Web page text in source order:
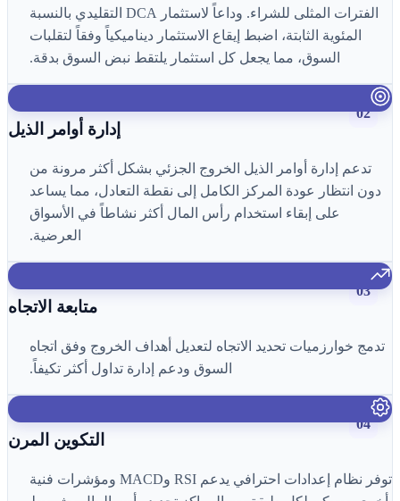
الفترات المثلى للشراء. وداعاً لاستثمار DCA التقليدي بالنسبة
المئوية الثابتة، اضبط إيقاع الاستثمار ديناميكياً وفقاً لتقلبات
السوق، مما يجعل كل استثمار يلتقط نبض السوق بدقة.
02
إدارة أوامر الذيل
تدعم إدارة أوامر الذيل الخروج الجزئي بشكل أكثر مرونة من
دون انتظار عودة المركز الكامل إلى نقطة التعادل، مما يساعد
على إبقاء استخدام رأس المال أكثر نشاطاً في الأسواق
العرضية.
03
متابعة الاتجاه
تدمج خوارزميات تحديد الاتجاه لتعديل أهداف الخروج وفق اتجاه
السوق ودعم إدارة تداول أكثر تكيفاً.
04
التكوين المرن
توفر نظام إعدادات احترافي يدعم RSI وMACD ومؤشرات فنية